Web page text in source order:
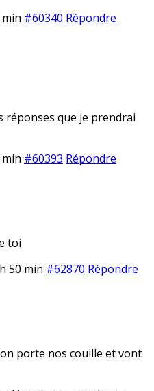
#60340 Répondre
réponses que je prendrai
#60393 Répondre
toi
50 min #62870 Répondre
porte nos couille et vont